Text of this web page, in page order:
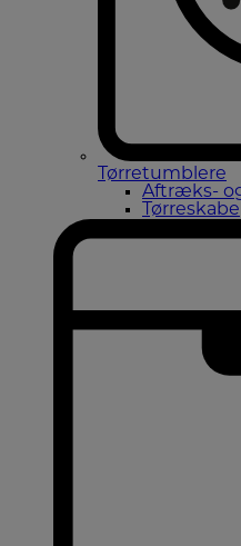
Tørretumblere
Aftræks-
Tørreskabe